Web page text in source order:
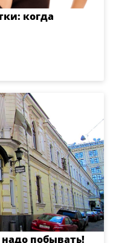
когда
побывать!